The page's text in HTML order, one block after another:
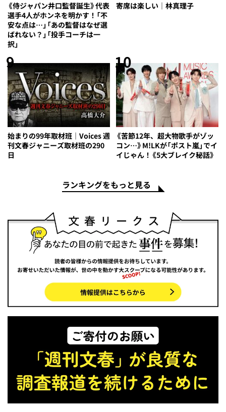
《侍ジャパン井口監督誕生》代表
選手4人がホンネを明かす！「不
安な点は…」「あの監督はなぜ選
ばれない？」「投手コーチは一
択」
寄席は楽しい｜林真理子
9
始まりの99年取材班｜Voices 週
刊文春ジャニーズ取材班の290
日
10
《苦節12年、超大物歌手がゾッ
コン…》M!LKが「ポスト嵐」でイ
イじゃん！《5大ブレイク秘話》
ランキングをもっと見る